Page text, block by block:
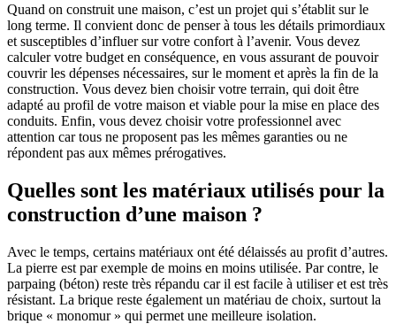
Quand on construit une maison, c’est un projet qui s’établit sur le
long terme. Il convient donc de penser à tous les détails primordiaux
et susceptibles d’influer sur votre confort à l’avenir. Vous devez
calculer votre budget en conséquence, en vous assurant de pouvoir
couvrir les dépenses nécessaires, sur le moment et après la fin de la
construction. Vous devez bien choisir votre terrain, qui doit être
adapté au profil de votre maison et viable pour la mise en place des
conduits. Enfin, vous devez choisir votre professionnel avec
attention car tous ne proposent pas les mêmes garanties ou ne
répondent pas aux mêmes prérogatives.
Quelles sont les matériaux utilisés pour la
construction d’une maison ?
Avec le temps, certains matériaux ont été délaissés au profit d’autres.
La pierre est par exemple de moins en moins utilisée. Par contre, le
parpaing (béton) reste très répandu car il est facile à utiliser et est très
résistant. La brique reste également un matériau de choix, surtout la
brique « monomur » qui permet une meilleure isolation.